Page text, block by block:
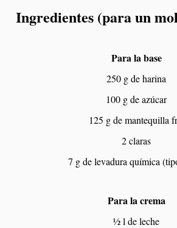
Ingredientes (para un
Para la base
250 g de harina
100 g de azúcar
125 g de mantequilla
2 claras
7 g de levadura química
Para la crema
½ l de leche